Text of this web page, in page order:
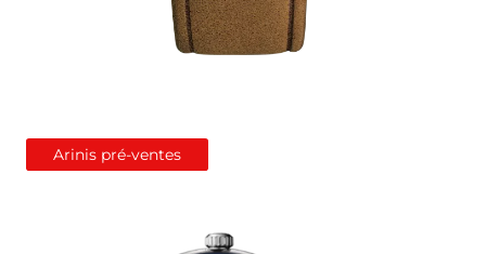
Arinis pré-ventes